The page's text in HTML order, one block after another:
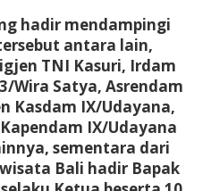
hadir mendampingi
antara lain,
TNI Kasuri, Irdam
Wira Satya, Asrendam
Kasdam IX/Udayana,
IX/Udayana
sementara dari
Bali hadir Bapak